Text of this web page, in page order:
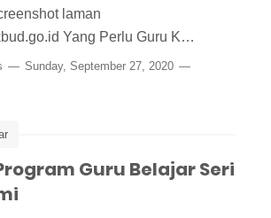
laman
Yang Perlu Guru K…
Sunday, September 27, 2020
Guru Belajar Seri